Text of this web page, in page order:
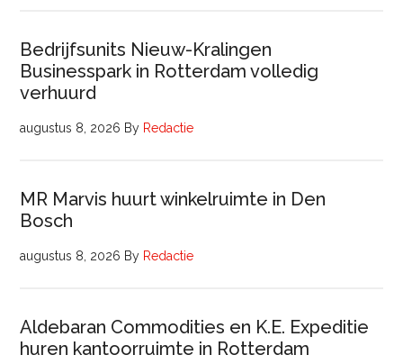
Bedrijfsunits Nieuw-Kralingen
Businesspark in Rotterdam volledig
verhuurd
augustus 8, 2026 By Redactie
MR Marvis huurt winkelruimte in Den
Bosch
augustus 8, 2026 By Redactie
Aldebaran Commodities en K.E. Expeditie
huren kantoorruimte in Rotterdam